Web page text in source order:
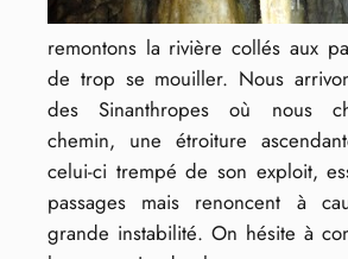
remontons la rivière collés aux
de trop se mouiller. Nous
des Sinanthropes où nous
chemin, une étroiture
celui-ci trempé de son exploit,
passages mais renoncent à
grande instabilité. On hésite à